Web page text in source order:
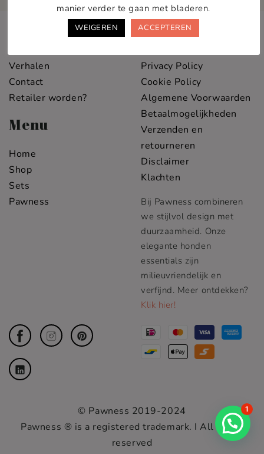
Verhalen
Contact
Retailer worden?
Menu
Home
Shop
Sets
Pawness
Service
Privacy Policy
Cookie Policy
Algemene Voorwaarden
Betaalmogelijkheden
Verzenden en
retourneren
Disclaimer
Klachten
Bij Pawness combineren
we stijlvol design met
duurzaamheid. Onze
elegante honden
essentials zijn
milieuvriendelijk en
verfijnd. Meer ontdekken?
Klik hier!
© Pawness 2019-2024
Pawness ® is a registered trademark. I All rights
reserved
manier verder te gaan met bladeren.
WEIGEREN ACCEPTEREN
Hulp nodig?
1